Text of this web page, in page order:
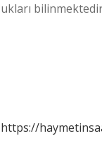
https://